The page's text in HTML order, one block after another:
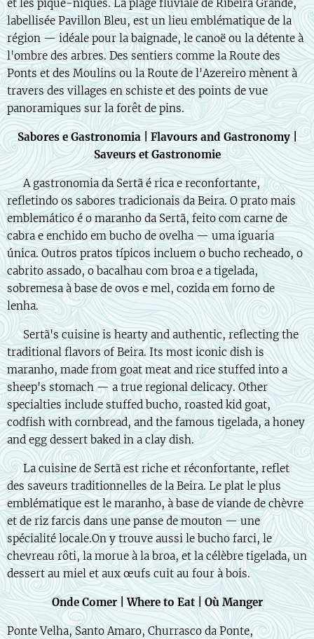
et les pique-niques. La plage fluviale de Ribeira Grande,
labellisée Pavillon Bleu, est un lieu emblématique de la
région — idéale pour la baignade, le canoë ou la détente à
l'ombre des arbres. Des sentiers comme la Route des
Ponts et des Moulins ou la Route de l'Azereiro mènent à
travers des villages en schiste et des points de vue
panoramiques sur la forêt de pins.
Sabores e Gastronomia | Flavours and Gastronomy |
Saveurs et Gastronomie
🇵🇹 A gastronomia da Sertã é rica e reconfortante,
refletindo os sabores tradicionais da Beira. O prato mais
emblemático é o maranho da Sertã, feito com carne de
cabra e enchido em bucho de ovelha — uma iguaria
única. Outros pratos típicos incluem o bucho recheado, o
cabrito assado, o bacalhau com broa e a tigelada,
sobremesa à base de ovos e mel, cozida em forno de
lenha.
🇬🇧 Sertã's cuisine is hearty and authentic, reflecting the
traditional flavors of Beira. Its most iconic dish is
maranho, made from goat meat and rice stuffed into a
sheep's stomach — a true regional delicacy. Other
specialties include stuffed bucho, roasted kid goat,
codfish with cornbread, and the famous tigelada, a honey
and egg dessert baked in a clay dish.
🇫🇷 La cuisine de Sertã est riche et réconfortante, reflet
des saveurs traditionnelles de la Beira. Le plat le plus
emblématique est le maranho, à base de viande de chèvre
et de riz farcis dans une panse de mouton — une
spécialité locale.On y trouve aussi le bucho farci, le
chevreau rôti, la morue à la broa, et la célèbre tigelada, un
dessert au miel et aux œufs cuit au four à bois.
Onde Comer | Where to Eat | Où Manger
Ponte Velha, Santo Amaro, Churrasco da Ponte,